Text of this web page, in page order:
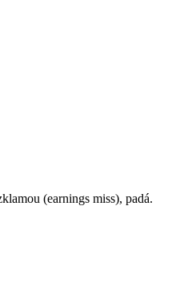
(earnings miss), padá.